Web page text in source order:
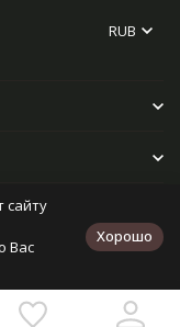
RUB
сайту
Вас
Хорошо